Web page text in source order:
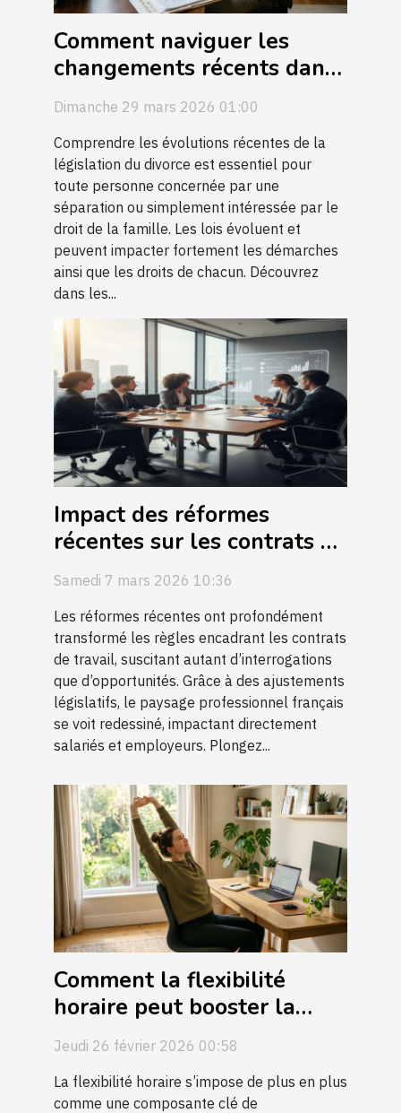
Comment naviguer les
changements récents dans
la législation du divorce ?
Dimanche 29 mars 2026 01:00
Comprendre les évolutions récentes de la
législation du divorce est essentiel pour
toute personne concernée par une
séparation ou simplement intéressée par le
droit de la famille. Les lois évoluent et
peuvent impacter fortement les démarches
ainsi que les droits de chacun. Découvrez
dans les...
Impact des réformes
récentes sur les contrats de
travail ?
Samedi 7 mars 2026 10:36
Les réformes récentes ont profondément
transformé les règles encadrant les contrats
de travail, suscitant autant d’interrogations
que d’opportunités. Grâce à des ajustements
législatifs, le paysage professionnel français
se voit redessiné, impactant directement
salariés et employeurs. Plongez...
Comment la flexibilité
horaire peut booster la
productivité?
Jeudi 26 février 2026 00:58
La flexibilité horaire s’impose de plus en plus
comme une composante clé de